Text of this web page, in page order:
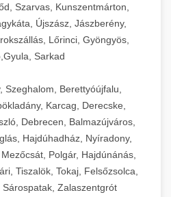
Szarvas, Kunszentmárton,
Újszász, Jászberény,
Lőrinci, Gyöngyös,
Sarkad
Szeghalom, Berettyóújfalu,
Karcag, Derecske,
Debrecen, Balmazújváros,
Hajdúhadház, Nyíradony,
Polgár, Hajdúnánás,
Tiszalök, Tokaj, Felsőzsolca,
Sárospatak, Zalaszentgrót